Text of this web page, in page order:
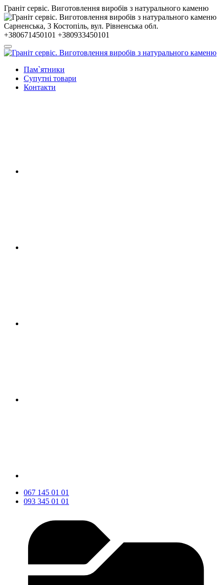
Гранiт сервiс. Виготовлення виробів з натурального каменю
Сарненська, 3 Костопiль, вул. Рiвненська обл.
+380671450101 +380933450101
Пам`ятники
Супутні товари
Контакти
067 145 01 01
093 345 01 01